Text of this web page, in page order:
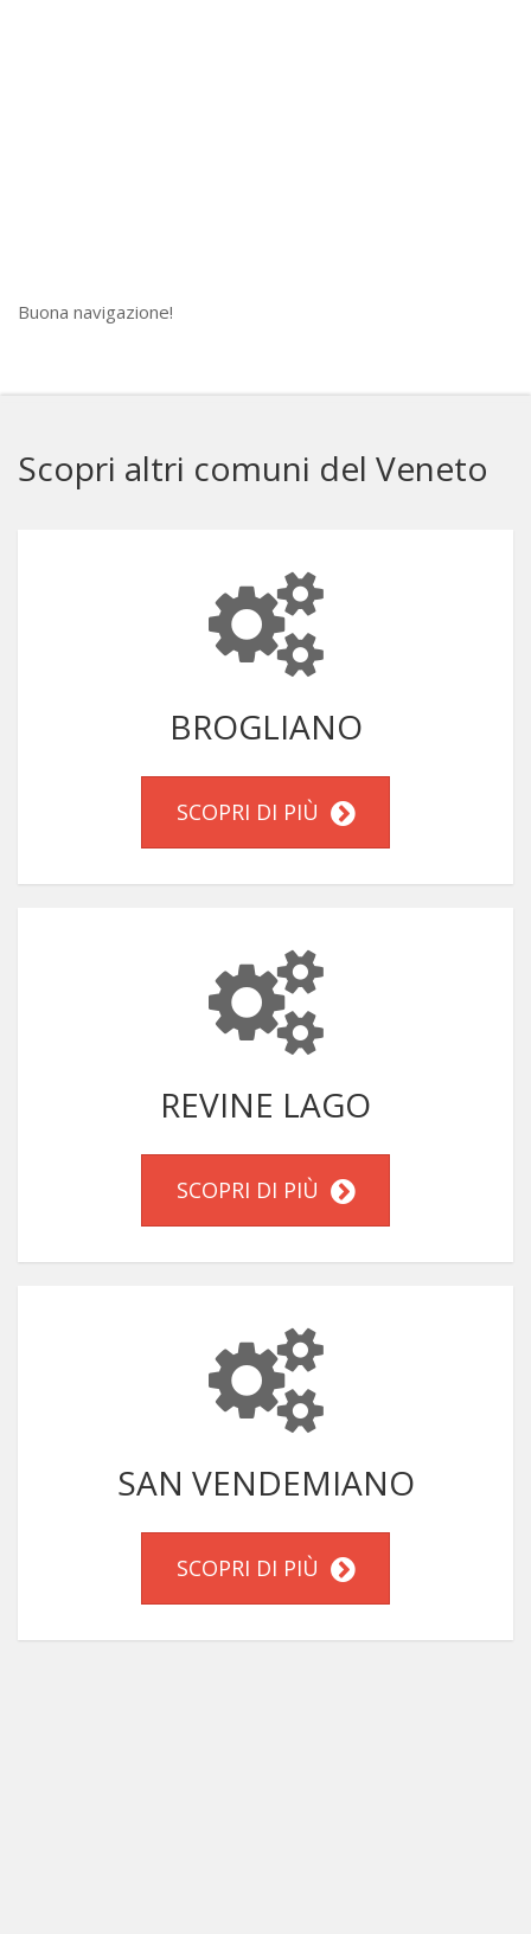
Buona navigazione!
Scopri altri comuni del Veneto
BROGLIANO
SCOPRI DI PIÙ
REVINE LAGO
SCOPRI DI PIÙ
SAN VENDEMIANO
SCOPRI DI PIÙ